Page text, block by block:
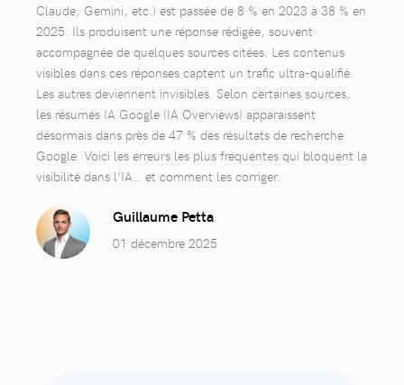
Claude, Gemini, etc.) est passée de 8 % en 2023 à 38 % en
2025. Ils produisent une réponse rédigée, souvent
accompagnée de quelques sources citées. Les contenus
visibles dans ces réponses captent un trafic ultra-qualifié.
Les autres deviennent invisibles. Selon certaines sources,
les résumés IA Google (IA Overviews) apparaissent
désormais dans près de 47 % des résultats de recherche
Google. Voici les erreurs les plus fréquentes qui bloquent la
visibilité dans l’IA… et comment les corriger.
Guillaume Petta
01 décembre 2025